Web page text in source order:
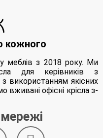
кожного
меблів з 2018 року. Ми
для керівників з
використанням якісних
вживані офісні крісла з-
мережі